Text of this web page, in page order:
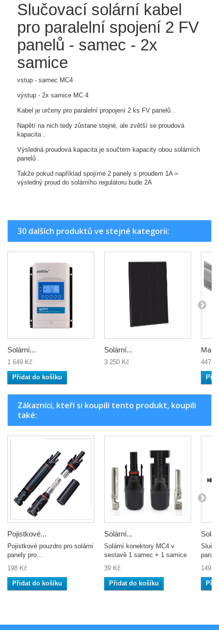
Slučovací solární kabel
pro paralelní spojení 2 FV
panelů - samec - 2x
samice
vstup - samec MC4
výstup - 2x samice MC 4
Kabel je určeny pro paralelní propojení 2 ks FV panelů .
Napětí na nich tedy zůstane stejné, ale zvětší se proudová
kapacita .
Výsledná proudová kapacita je součtem kapacity obou solárních
panelů .
Takže pokud například spojíme 2 panely s proudem 1A =
výsledný proud do solárního regulátoru bude 2A
30 dalších produktů ve stejné kategorii:
Solární...
1 649 Kč
Přidat do košíku
Solární...
3 250 Kč 447
Zákazníci, kteří si koupili tento produkt, koupili
také:
Pojistkové...
Pojistkové pouzdro pro solární
panely pro...
198 Kč
Přidat do košíku
Solární...
Solární konektory MC4 v
sestavě 1 samec + 1 samice
39 Kč
Přidat do košíku
149